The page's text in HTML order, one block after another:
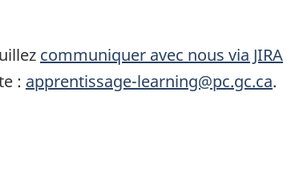
communiquer avec nous via JIRA
: apprentissage-learning@pc.gc.ca.